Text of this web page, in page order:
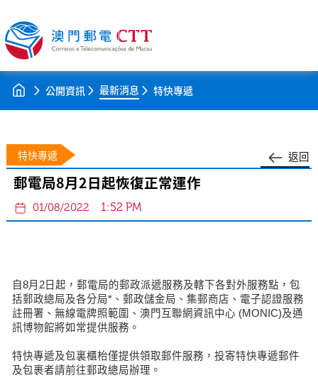
公開資訊 最新消息 特快專遞
返回
特快專遞
郵電局8月2日起恢復正常運作
01/08/2022 1:52 PM
自8月2日起，郵電局的郵政派遞服務及轄下各對外服務點，包
括郵政總局及各分局*、郵政儲金局、集郵商店、電子認證服務
註冊署、無線電牌照範圍、澳門互聯網資訊中心 (MONIC)及通
訊博物館將如常提供服務。
特快專遞及包裏櫃枱僅提供領取郵件服務，投寄特快專遞郵件
及包裹者請前往郵政總局辦理。